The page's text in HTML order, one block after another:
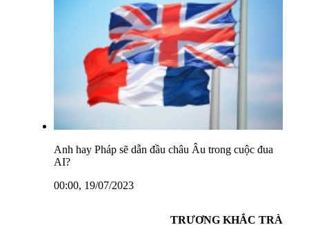
Anh hay Pháp sẽ dẫn đầu châu Âu trong cuộc đua
AI?
00:00, 19/07/2023
TRƯƠNG KHẮC TRÀ